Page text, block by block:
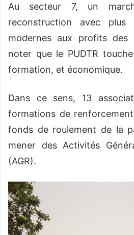
Au secteur 7, un
reconstruction avec
modernes aux profits des
noter que le PUDTR
formation, et économique.
Dans ce sens, 13
formations de
fonds de roulement de la
mener des Activités
(AGR).